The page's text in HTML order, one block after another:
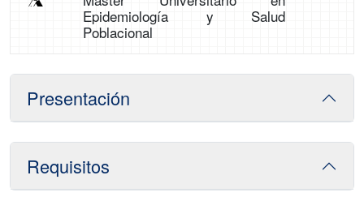
Epidemiología y Salud
Poblacional
Presentación
Requisitos